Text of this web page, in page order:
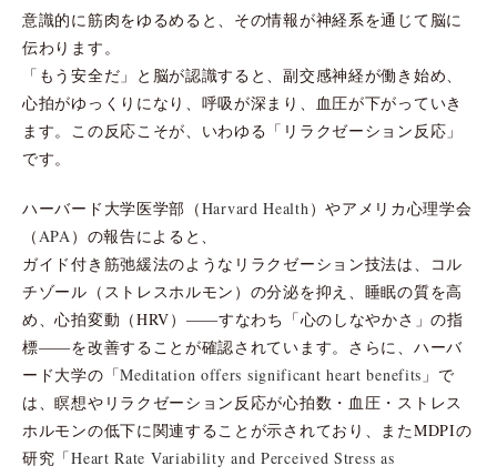
意識的に筋肉をゆるめると、その情報が神経系を通じて脳に
伝わります。
「もう安全だ」と脳が認識すると、副交感神経が働き始め、
心拍がゆっくりになり、呼吸が深まり、血圧が下がっていき
ます。この反応こそが、いわゆる「リラクゼーション反応」
です。
ハーバード大学医学部（Harvard Health ）やアメリカ心理学会
（ APA ）の報告によると、
ガイド付き筋弛緩法のようなリラクゼーション技法は、コル
チゾール（ストレスホルモン）の分泌を抑え、睡眠の質を高
め、心拍変動（HRV）――すなわち「心のしなやかさ」の指
標――を改善することが確認されています。さらに、ハーバ
ード大学の「Meditation offers significant heart benefits 」で
は、瞑想やリラクゼーション反応が心拍数・血圧・ストレス
ホルモンの低下に関連することが示されており、またMDPIの
研究「Heart Rate Variability and Perceived Stress as